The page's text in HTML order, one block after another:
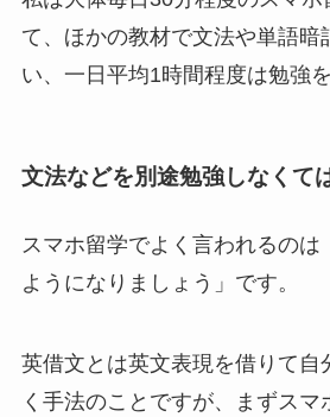
て、ほかの教材で文法や単語暗
い、一日平均1時間程度は勉強
文法などを別途勉強しなくて
スマホ留学でよく言われるのは
ようになりましょう」 です。
英借文とは英文表現を借りて自
く手法のことですが、まずス